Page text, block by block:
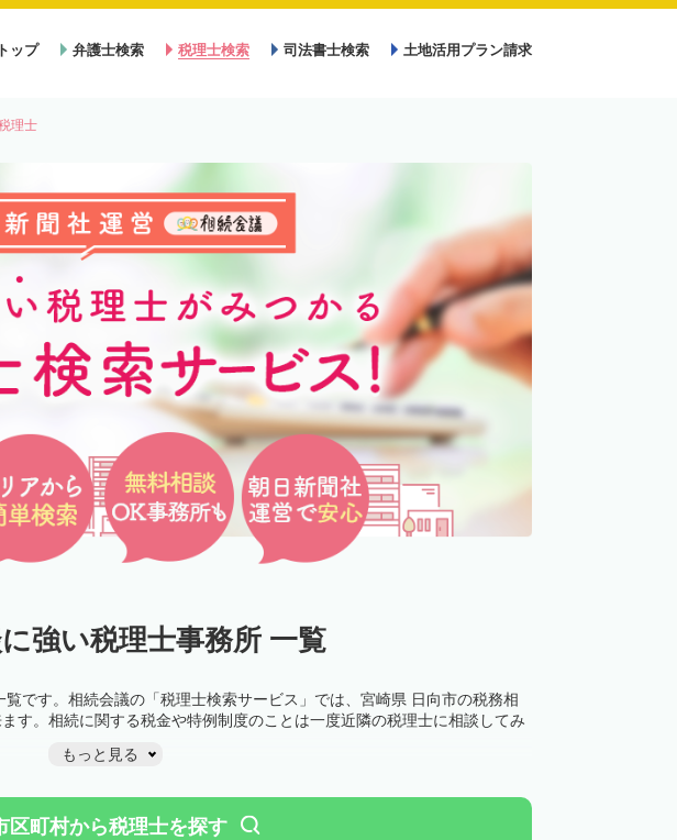
ップ 弁護士検索 税理士検索 司法書士検索 土地活用プラン請求
理士
強い税理士事務所 一覧
です。相続会議の「税理士検索サービス」では、宮崎県 日向市の税務相
す。相続に関する税金や特例制度のことは一度近隣の税理士に相談してみ
もっと見る
区町村から税理士を探す